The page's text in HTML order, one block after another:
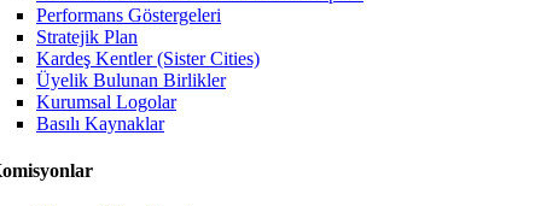
Performans Göstergeleri
Stratejik Plan
Kardeş Kentler (Sister Cities)
Üyelik Bulunan Birlikler
Kurumsal Logolar
Basılı Kaynaklar